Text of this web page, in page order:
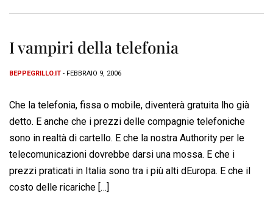
I vampiri della telefonia
BEPPEGRILLO.IT - FEBBRAIO 9, 2006
Che la telefonia, fissa o mobile, diventerà gratuita lho già
detto. E anche che i prezzi delle compagnie telefoniche
sono in realtà di cartello. E che la nostra Authority per le
telecomunicazioni dovrebbe darsi una mossa. E che i
prezzi praticati in Italia sono tra i più alti dEuropa. E che il
costo delle ricariche […]